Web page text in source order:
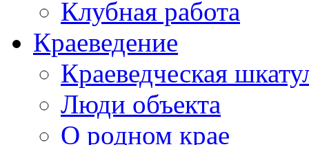
Клубная работа
Краеведение
Краеведческая
Люди объекта
О родном крае